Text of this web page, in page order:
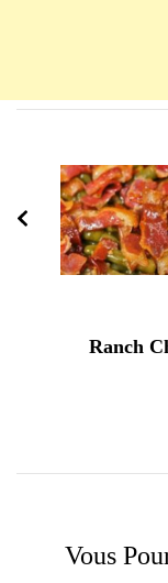
d'article
Ranch
Vous